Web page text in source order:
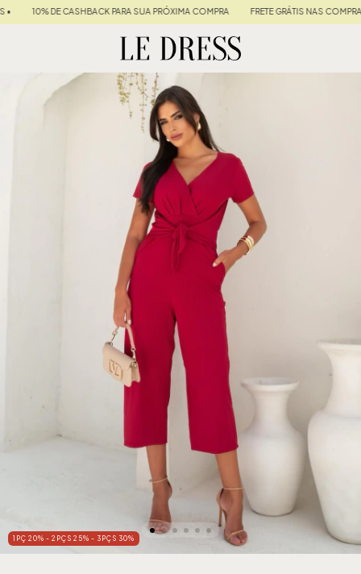
PARA SUA PRÓXIMA COMPRA FRETE GRÁTIS NAS COMPRAS ACIMA DE R$ 599
1PÇ 20% - 2PÇS 25% - 3PÇS 30%